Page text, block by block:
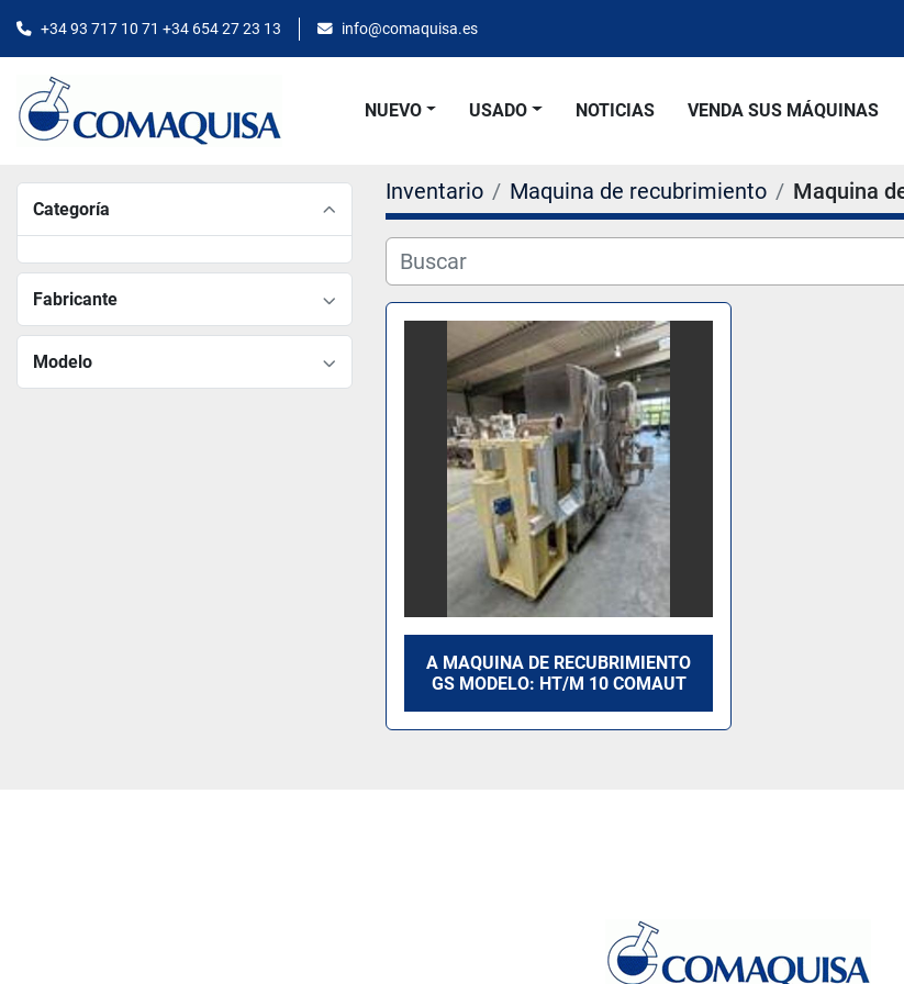
+34 93 717 10 71 +34 654 27 23 13 info@comaquisa.es
NUEVO USADO NOTICIAS VENDA SUS MÁQUINAS
Categoría
Fabricante
Modelo
Inventario Maquina de recubrimiento Maquina
A MAQUINA DE RECUBRIMIENTO
GS MODELO: HT/M 10 COMAUT